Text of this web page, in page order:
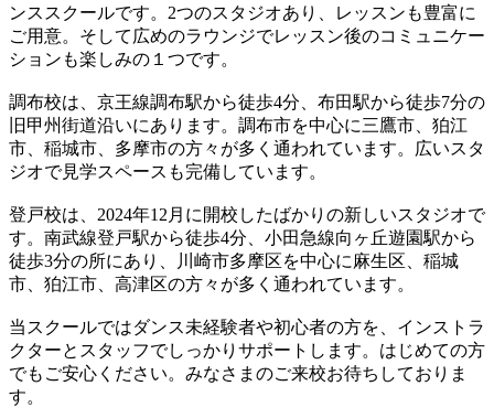
ンススクールです。2つのスタジオあり、レッスンも豊富に
ご用意。そして広めのラウンジでレッスン後のコミュニケー
ションも楽しみの１つです。
調布校は、京王線調布駅から徒歩4分、布田駅から徒歩7分の
旧甲州街道沿いにあります。調布市を中心に三鷹市、狛江
市、稲城市、多摩市の方々が多く通われています。広いスタ
ジオで見学スペースも完備しています。
登戸校は、2024年12月に開校したばかりの新しいスタジオで
す。南武線登戸駅から徒歩4分、小田急線向ヶ丘遊園駅から
徒歩3分の所にあり、川崎市多摩区を中心に麻生区、稲城
市、狛江市、高津区の方々が多く通われています。
当スクールではダンス未経験者や初心者の方を、インストラ
クターとスタッフでしっかりサポートします。はじめての方
でもご安心ください。みなさまのご来校お待ちしておりま
す。